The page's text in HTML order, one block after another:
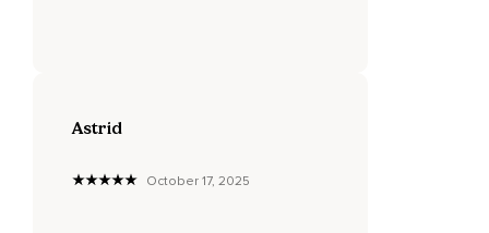
Mehr als Deine bisherigen Erfahrungen,
Astrid
October 17, 2025